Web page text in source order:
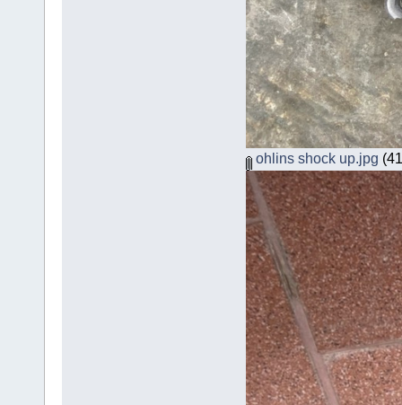
ohlins shock up.jpg